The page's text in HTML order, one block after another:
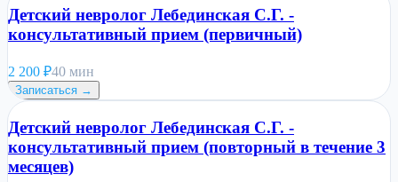
Детский невролог Лебединская С.Г. -
консультативный прием (первичный)
2 200 ₽40 мин
Записаться →
Детский невролог Лебединская С.Г. -
консультативный прием (повторный в течение 3
месяцев)